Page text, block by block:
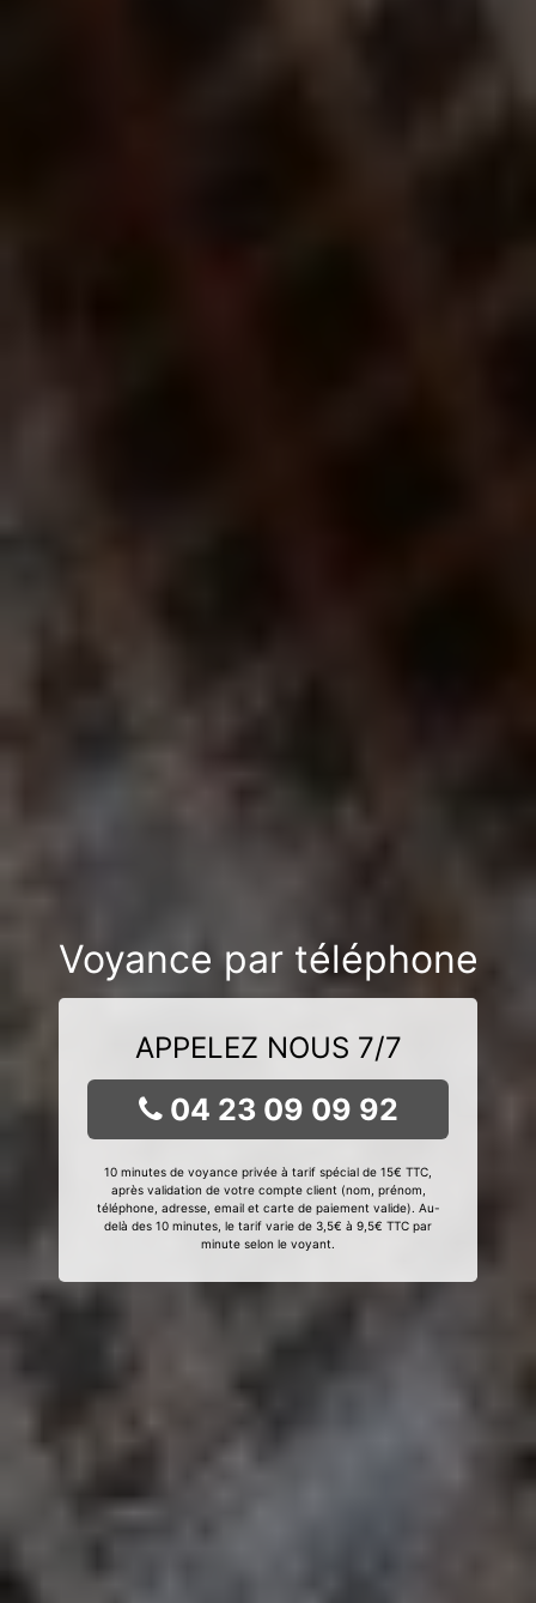
Voyance par téléphone
APPELEZ NOUS 7/7
04 23 09 09 92
10 minutes de voyance privée à tarif spécial de 15€ TTC,
après validation de votre compte client (nom, prénom,
téléphone, adresse, email et carte de paiement valide). Au-
delà des 10 minutes, le tarif varie de 3,5€ à 9,5€ TTC par
minute selon le voyant.